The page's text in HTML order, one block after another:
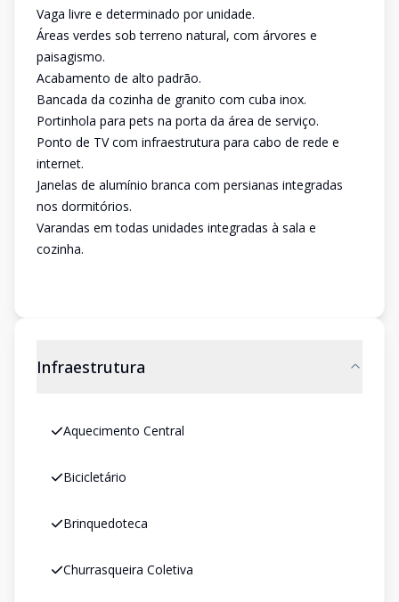
Vaga livre e determinado por unidade.
Áreas verdes sob terreno natural, com árvores e
paisagismo.
Acabamento de alto padrão.
Bancada da cozinha de granito com cuba inox.
Portinhola para pets na porta da área de serviço.
Ponto de TV com infraestrutura para cabo de rede e
internet.
Janelas de alumínio branca com persianas integradas
nos dormitórios.
Varandas em todas unidades integradas à sala e
cozinha.
Infraestrutura
Aquecimento Central
Bicicletário
Brinquedoteca
Churrasqueira Coletiva